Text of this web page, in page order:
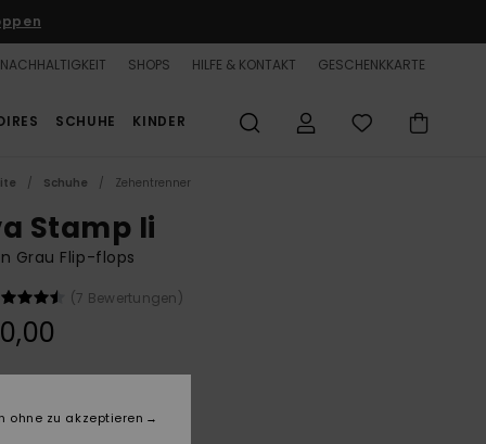
NACHHALTIGKEIT SHOPS HILFE & KONTAKT GESCHENKKARTE
SCHUHE KINDER
Schuhe Zehentrenner
Stamp Ii
Grau Flip-flops
(7 Bewertungen)
ohne zu akzeptieren